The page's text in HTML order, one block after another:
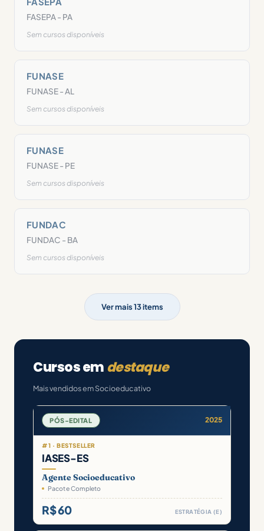
FASEPA - PA
Sem cursos disponíveis
FUNASE
FUNASE - AL
Sem cursos disponíveis
FUNASE
FUNASE - PE
Sem cursos disponíveis
FUNDAC
FUNDAC - BA
Sem cursos disponíveis
Ver mais 13 items
Cursos emdestaque
Mais vendidos em Socioeducativo
PÓS-EDITAL 2025
#1 · BESTSELLER
IASES-ES
Agente Socioeducativo
Pacote Completo
R$ 60 ESTRATÉGIA (E)